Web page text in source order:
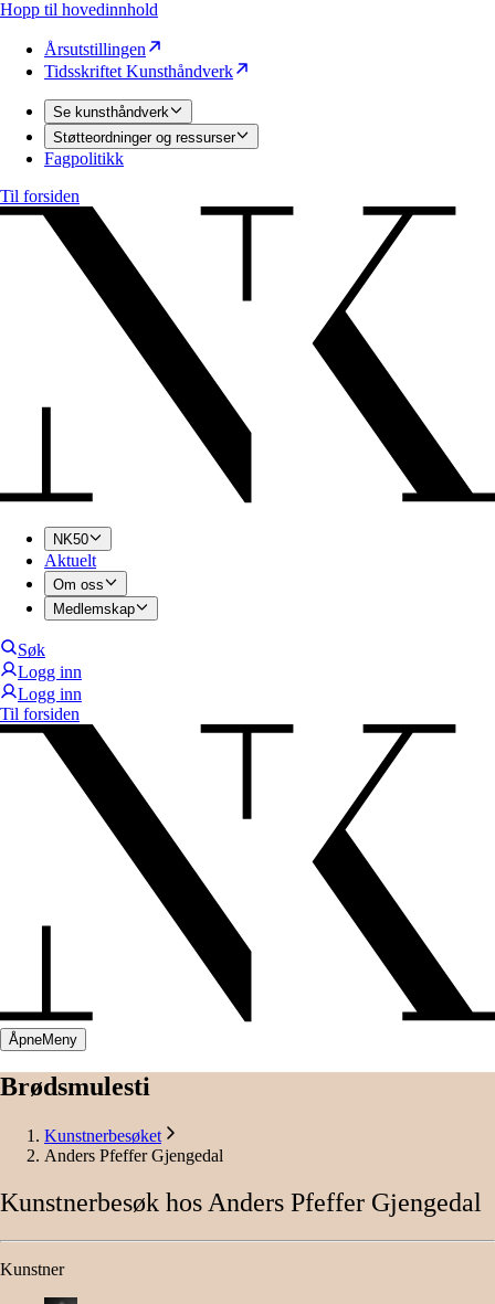
Hopp til hovedinnhold
Årsutstillingen
Tidsskriftet Kunsthåndverk
Se kunsthåndverk
Støtteordninger og ressurser
Fagpolitikk
Til forsiden
NK50
Aktuelt
Om oss
Medlemskap
Søk
Logg inn
Logg inn
Til forsiden
ÅpneMeny
Brødsmulesti
Kunstnerbesøket
Anders Pfeffer Gjengedal
Kunstnerbesøk hosAnders Pfeffer Gjengedal
Kunstner